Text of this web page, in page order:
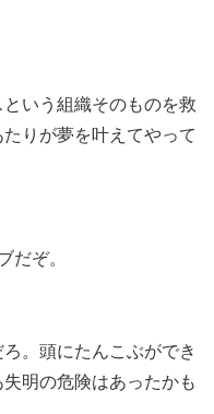
いう組織そのものを救
りが夢を叶えてやって
だぞ。
。頭にたんこぶができ
明の危険はあったかも